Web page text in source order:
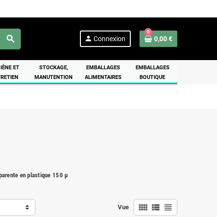
search person Connexion
0
0,00 €
ET
STOCKAGE,
MANUTENTION
EMBALLAGES
ALIMENTAIRES
EMBALLAGES
BOUTIQUE
en plastique 150 µ
Vue view_comfy view_list view_headline